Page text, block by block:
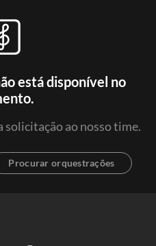
está disponível no
solicitação ao nosso time.
Procurar orquestrações